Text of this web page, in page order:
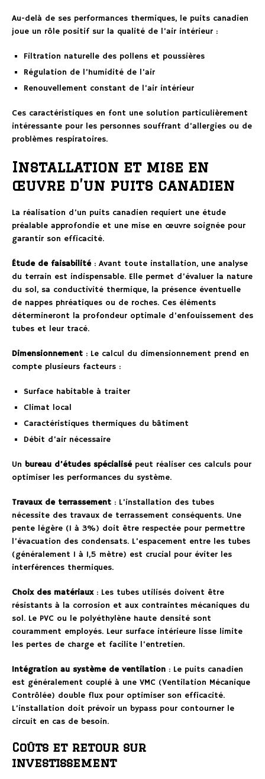
Au-delà de ses performances thermiques, le puits canadien
joue un rôle positif sur la qualité de l’air intérieur :
Filtration naturelle des pollens et poussières
Régulation de l’humidité de l’air
Renouvellement constant de l’air intérieur
Ces caractéristiques en font une solution particulièrement
intéressante pour les personnes souffrant d’allergies ou de
problèmes respiratoires.
Installation et mise en
œuvre d’un puits canadien
La réalisation d’un puits canadien requiert une étude
préalable approfondie et une mise en œuvre soignée pour
garantir son efficacité.
Étude de faisabilité: Avant toute installation, une analyse
du terrain est indispensable. Elle permet d’évaluer la nature
du sol, sa conductivité thermique, la présence éventuelle
de nappes phréatiques ou de roches. Ces éléments
détermineront la profondeur optimale d’enfouissement des
tubes et leur tracé.
Dimensionnement : Le calcul du dimensionnement prend en
compte plusieurs facteurs :
Surface habitable à traiter
Climat local
Caractéristiques thermiques du bâtiment
Débit d’air nécessaire
Un bureau d’études spécialisépeut réaliser ces calculs pour
optimiser les performances du système.
Travaux de terrassement : L’installation des tubes
nécessite des travaux de terrassement conséquents. Une
pente légère (1 à 3%) doit être respectée pour permettre
l’évacuation des condensats. L’espacement entre les tubes
(généralement 1 à 1,5 mètre) est crucial pour éviter les
interférences thermiques.
Choix des matériaux: Les tubes utilisés doivent être
résistants à la corrosion et aux contraintes mécaniques du
sol. Le PVC ou le polyéthylène haute densité sont
couramment employés. Leur surface intérieure lisse limite
les pertes de charge et facilite l’entretien.
Intégration au système de ventilation : Le puits canadien
est généralement couplé à une VMC (Ventilation Mécanique
Contrôlée) double flux pour optimiser son efficacité.
L’installation doit prévoir un bypass pour contourner le
circuit en cas de besoin.
Coûts et retour sur
investissement